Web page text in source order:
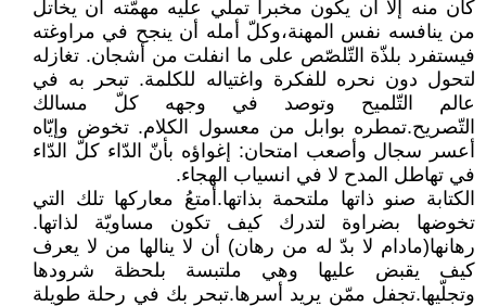
كان منه إلاّ أن يكون مخبرا تملي عليه مهمّته أن يخاتل
من ينافسه نفس المهنة،وكلّ أمله أن ينجح في مراوغته
فيستفرد بلذّة التّلصّص على ما انفلت من أشجان. تغازله
لتحول دون نحره للفكرة واغتياله للكلمة. تبحر به في
عالم التّلميح وتوصد في وجهه كلّ مسالك
التّصريح.تمطره بوابل من معسول الكلام. تخوض وإيّاه
أعسر سجال وأصعب امتحان: إغواؤه بأنّ الدّاء كلّ الدّاء
في تهاطل المدح لا في انسياب الهجاء.
الكتابة صنو ذاتها ملتحمة بذاتها.أمتعُ معاركها تلك التي
تخوضها بضراوة لتدرك كيف تكون مساويّة لذاتها.
رهانها(مادام لا بدّ له من رهان) أن لا ينالها من لا يعرف
كيف يقبض عليها وهي ملتبسة بلحظة شرودها
وتجلّيها.تجفل ممّن يريد أسرها.تبحر بك في رحلة طويلة